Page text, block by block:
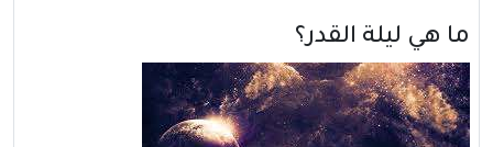
ما هي ليلة القدر؟